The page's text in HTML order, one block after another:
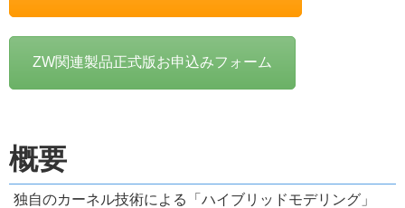
ZW関連製品正式版お申込みフォーム
概要
独自のカーネル技術による「ハイブリッドモデリング」